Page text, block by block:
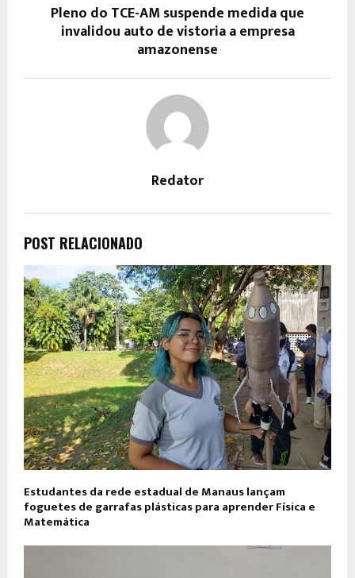
​Pleno do TCE-AM suspende medida que
invalidou auto de vistoria a empresa
amazonense
Redator
POST RELACIONADO
Estudantes da rede estadual de Manaus lançam
foguetes de garrafas plásticas para aprender Física e
Matemática